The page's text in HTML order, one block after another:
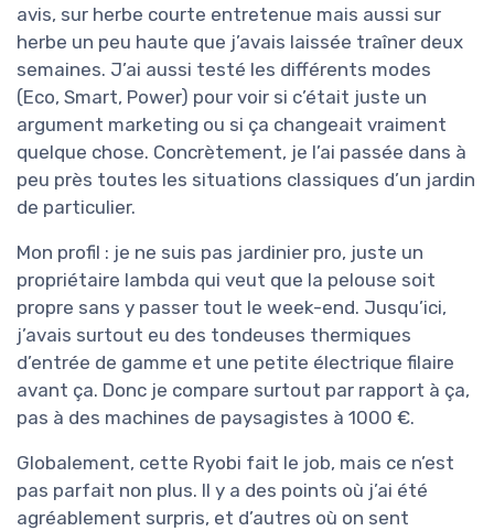
avis, sur herbe courte entretenue mais aussi sur
herbe un peu haute que j’avais laissée traîner deux
semaines. J’ai aussi testé les différents modes
(Eco, Smart, Power) pour voir si c’était juste un
argument marketing ou si ça changeait vraiment
quelque chose. Concrètement, je l’ai passée dans à
peu près toutes les situations classiques d’un jardin
de particulier.
Mon profil : je ne suis pas jardinier pro, juste un
propriétaire lambda qui veut que la pelouse soit
propre sans y passer tout le week-end. Jusqu’ici,
j’avais surtout eu des tondeuses thermiques
d’entrée de gamme et une petite électrique filaire
avant ça. Donc je compare surtout par rapport à ça,
pas à des machines de paysagistes à 1000 €.
Globalement, cette Ryobi fait le job, mais ce n’est
pas parfait non plus. Il y a des points où j’ai été
agréablement surpris, et d’autres où on sent